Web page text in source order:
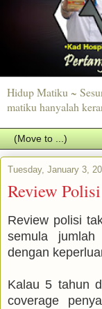
Hidup Matiku ~
matiku hanyalah
Tuesday, January 3,
Review
Review polisi
semula
dengan
Kalau 5 tahun
coverage